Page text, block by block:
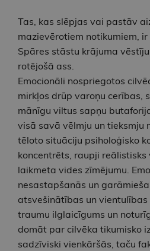
Tas, kas slēpjas vai pastāv
mazievērotiem notikumiem,
Spāres stāstu krājuma
rotējošā ass.
Emocionāli nospriegotos
mirkļos drūp varoņu cerības,
mānīgu viltus sapņu
visā savā vēlmju un tieksmju
tēloto situāciju psiholoģisko
koncentrēts, raupji
laikmeta vides zīmējumu.
nesastapšanās un
atsvešinātības un
traumu ilglaicīgums un
domāt par cilvēka tikumisko
sadzīviski vienkāršās, taču